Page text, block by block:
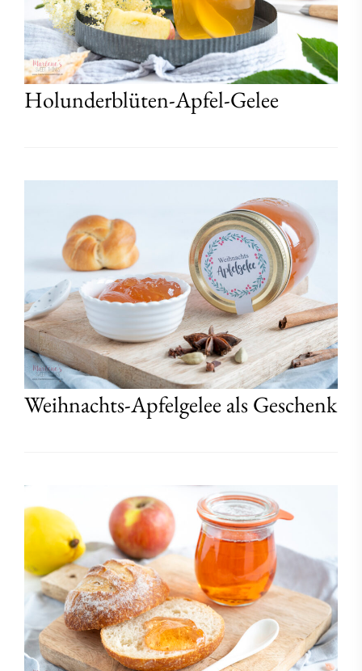
Holunderblüten-Apfel-Gelee
Weihnachts-Apfelgelee als Geschenk